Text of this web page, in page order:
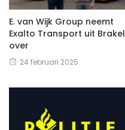
E. van Wijk Group neemt
Exalto Transport uit Brakel
over
24 februari 2025